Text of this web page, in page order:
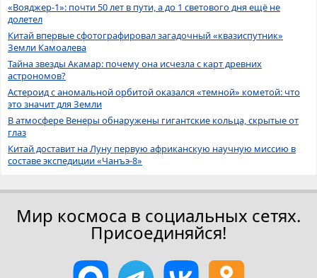
«Вояджер-1»: почти 50 лет в пути, а до 1 светового дня ещё не
долетел
Китай впервые сфотографировал загадочный «квазиспутник»
Земли Камоалева
Тайна звезды Акамар: почему она исчезла с карт древних
астрономов?
Астероид с аномальной орбитой оказался «темной» кометой: что
это значит для Земли
В атмосфере Венеры обнаружены гигантские кольца, скрытые от
глаз
Китай доставит на Луну первую африканскую научную миссию в
составе экспедиции «Чанъэ-8»
Мир космоса в социальных сетях.
Присоединяйся!